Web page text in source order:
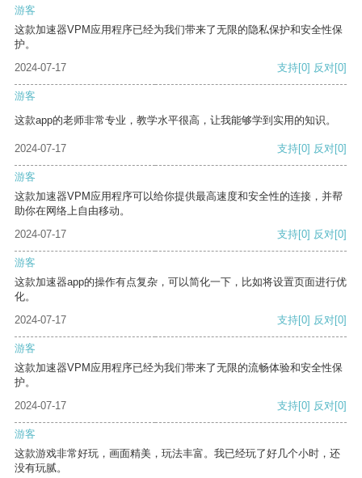
游客
这款加速器VPM应用程序已经为我们带来了无限的隐私保护和安全性保
护。
2024-07-17
支持[0] 反对[0]
游客
这款app的老师非常专业，教学水平很高，让我能够学到实用的知识。
2024-07-17 支持[0] 反对[0]
游客
这款加速器VPM应用程序可以给你提供最高速度和安全性的连接，并帮
助你在网络上自由移动。
2024-07-17
支持[0] 反对[0]
游客
这款加速器app的操作有点复杂，可以简化一下，比如将设置页面进行优
化。
2024-07-17
支持[0] 反对[0]
游客
这款加速器VPM应用程序已经为我们带来了无限的流畅体验和安全性保
护。
2024-07-17
支持[0] 反对[0]
游客
这款游戏非常好玩，画面精美，玩法丰富。我已经玩了好几个小时，还
没有玩腻。